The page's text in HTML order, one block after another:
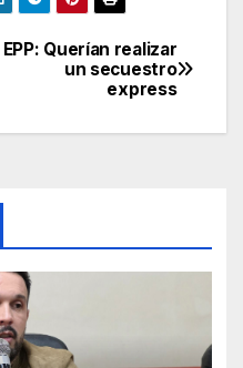
EPP: Querían realizar
un secuestro
express